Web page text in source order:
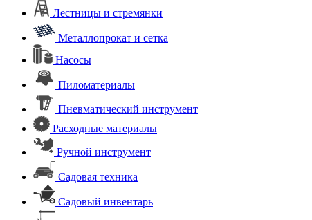
Лестницы и стремянки
Металлопрокат и сетка
Насосы
Пиломатериалы
Пневматический инструмент
Расходные материалы
Ручной инструмент
Садовая техника
Садовый инвентарь